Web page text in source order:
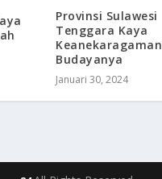
Provinsi Sulawesi
Tenggara Kaya
Keanekaragaman
Budayanya
Januari 30, 2024